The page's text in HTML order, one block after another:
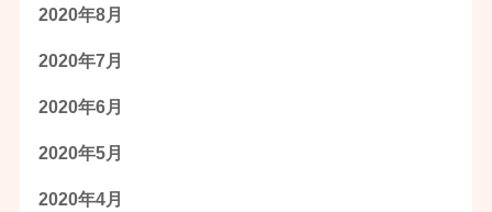
2020年8月
2020年7月
2020年6月
2020年5月
2020年4月